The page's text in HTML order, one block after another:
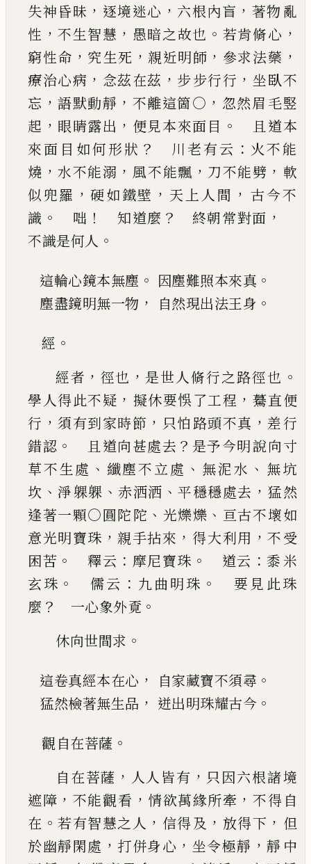
失神昏昧 ， 逐境迷心 ， 六根內盲 ， 著物亂
性 ， 不生智慧 ， 愚暗之故也 。 若肯脩心 ，
窮性命 ， 究生死 ， 親近明師 ， 參求法藥 ，
療治心病 ， 念茲在茲 ， 步步行行 ， 坐臥不
忘 ， 語默動靜 ， 不離這箇○ ， 忽然眉 毛竪
起 ， 眼睛露出 ， 便見本來面目 。
且道本
來面 目如何形狀 ？ 川老有云 ： 火不能
燒 ， 水不能溺 ， 風不能飄 ， 刀不能劈 ， 軟
似兜羅 ， 硬如鐵壁 ， 天上人間 ， 古今不
識 。 咄 ！ 知道麼 ？ 終朝常對面 ，
不識是何人 。
這輪心鏡本無塵 。 因塵難照本來真 。
塵盡鏡明無一物 ， 自然現出法王身 。
經 。
經者 ， 徑也 ， 是世人脩行之路徑也 。
學人得此不疑 ， 擬休要悞了工程 ， 驀直便
行 ， 須有到家時節 ， 只怕路頭不真 ， 差行
錯認 。 且道向甚處去 ？ 是予今明說向寸
草不生處 、 纖塵不立處 、 無泥水 、 無坑
坎 、 淨躶躶 、 赤洒洒 、 平穩穩處去 ， 猛然
逢著一顆○圓陀陀 、 光爍爍 、 亘古不壞如
意光明寶珠 ， 親手拈來 ， 得大利用 ， 不受
困苦 。 釋云 ： 摩尼寶珠 。 道云 ： 黍米
玄珠 。 儒云 ： 九曲明珠 。
要見此珠
麼 ？ 一心象外覔 。
休向世間求 。
這卷真經本在心 ， 自家藏寶不須尋 。
猛然檢著無生品 ， 迸出明珠耀古今 。
觀自在菩薩 。
自在菩薩 ， 人人皆有 ， 只因六根諸境
遮障 ， 不能觀看 ， 情欲萬緣所牽 ， 不得自
在 。 若有智慧之人 ， 信得及 ， 放得下 ， 但
於幽靜閑處 ， 打併身心 ， 坐令極靜 ， 靜 中